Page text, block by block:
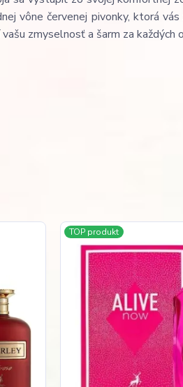
vône červenej pivonky, ktorá
zmyselnosť a šarm za každých
TOP produkt